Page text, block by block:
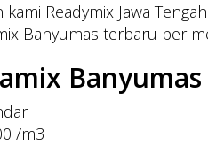
Readymix Jawa
Banyumas terbaru per
/m3